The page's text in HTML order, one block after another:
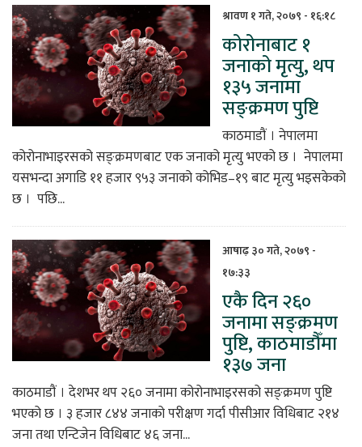
श्रावण १ गते, २०७९ - १६:१८
कोरोनाबाट १
जनाको मृत्यु, थप
१३५ जनामा
सङ्क्रमण पुष्टि
काठमाडौं । नेपालमा
कोरोनाभाइरसको सङ्क्रमणबाट एक जनाको मृत्यु भएको छ । नेपालमा
यसभन्दा अगाडि ११ हजार ९५३ जनाको कोभिड–१९ बाट मृत्यु भइसकेको
छ । पछि...
आषाढ़ ३० गते, २०७९ -
१७:३३
एकै दिन २६०
जनामा सङ्क्रमण
पुष्टि, काठमाडौँमा
१३७ जना
काठमाडौं । देशभर थप २६० जनामा कोरोनाभाइरसको सङ्क्रमण पुष्टि
भएको छ । ३ हजार ८४४ जनाको परीक्षण गर्दा पीसीआर विधिबाट २१४
जना तथा एन्टिजेन विधिबाट ४६ जना...